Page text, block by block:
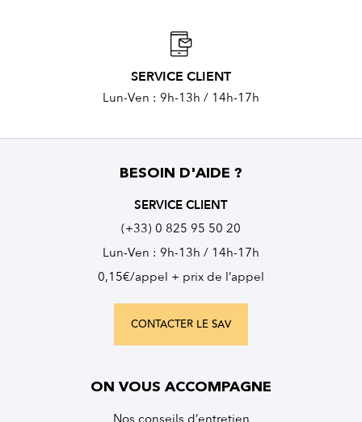
SERVICE CLIENT
Lun-Ven : 9h-13h / 14h-17h
BESOIN D'AIDE ?
SERVICE CLIENT
(+33) 0 825 95 50 20
Lun-Ven : 9h-13h / 14h-17h
0,15€/appel + prix de l’appel
CONTACTER LE SAV
ON VOUS ACCOMPAGNE
Nos conseils d’entretien